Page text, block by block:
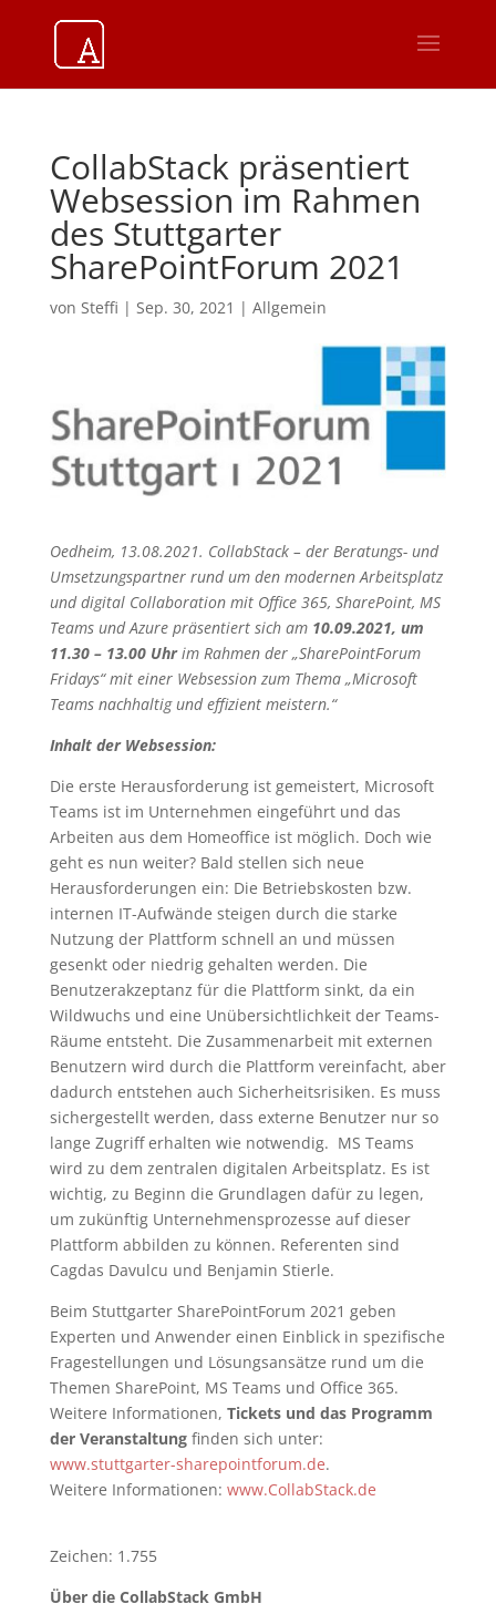
CollabStack präsentiert
Websession im Rahmen
des Stuttgarter
SharePointForum 2021
von Steffi | Sep. 30, 2021 | Allgemein
Oedheim, 13.08.2021. CollabStack – der Beratungs- und
Umsetzungspartner rund um den modernen Arbeitsplatz
und digital Collaboration mit Office 365, SharePoint, MS
Teams und Azure präsentiert sich am 10.09.2021, um
11.30 – 13.00 Uhrim Rahmen der „SharePointForum
Fridays“ mit einer Websession zum Thema „Microsoft
Teams nachhaltig und effizient meistern.“
Inhalt der Websession:
Die erste Herausforderung ist gemeistert, Microsoft
Teams ist im Unternehmen eingeführt und das
Arbeiten aus dem Homeoffice ist möglich. Doch wie
geht es nun weiter? Bald stellen sich neue
Herausforderungen ein: Die Betriebskosten bzw.
internen IT-Aufwände steigen durch die starke
Nutzung der Plattform schnell an und müssen
gesenkt oder niedrig gehalten werden. Die
Benutzerakzeptanz für die Plattform sinkt, da ein
Wildwuchs und eine Unübersichtlichkeit der Teams-
Räume entsteht. Die Zusammenarbeit mit externen
Benutzern wird durch die Plattform vereinfacht, aber
dadurch entstehen auch Sicherheitsrisiken. Es muss
sichergestellt werden, dass externe Benutzer nur so
lange Zugriff erhalten wie notwendig. MS Teams
wird zu dem zentralen digitalen Arbeitsplatz. Es ist
wichtig, zu Beginn die Grundlagen dafür zu legen,
um zukünftig Unternehmensprozesse auf dieser
Plattform abbilden zu können. Referenten sind
Cagdas Davulcu und Benjamin Stierle.
Beim Stuttgarter SharePointForum 2021 geben
Experten und Anwender einen Einblick in spezifische
Fragestellungen und Lösungsansätze rund um die
Themen SharePoint, MS Teams und Office 365.
Weitere Informationen, Tickets und das Programm
der Veranstaltungfinden sich unter:
www.stuttgarter-sharepointforum.de.
Weitere Informationen: www.CollabStack.de
Zeichen: 1.755
Über die CollabStack GmbH